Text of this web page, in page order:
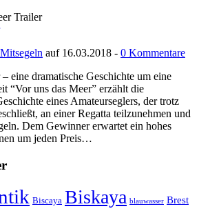
auf 16.03.2018 - 0 Kommentare
eine dramatische Geschichte um eine
“Vor uns das Meer” erzählt die
eines Amateurseglers, der trotz
an einer Regatta teilzunehmen und
Dem Gewinner erwartet ein hohes
um jeden Preis…
Biscaya Biskaya blauwasser Brest